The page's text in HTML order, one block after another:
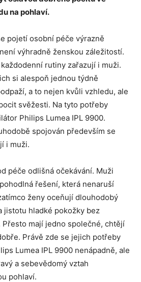
na pohlaví.
pojetí osobní péče výrazně
výhradně ženskou záležitostí.
rutiny zařazují i muži.
si alespoň jednou týdně
a to nejen kvůli vzhledu, ale
svěžesti. Na tyto potřeby
Philips Lumea IPL 9900.
spojován především se
i muži.
péče odlišná očekávání. Muži
řešení, která nenaruší
ženy oceňují dlouhodobý
jistotu hladké pokožky bez
mají jedno společné, chtějí
Právě zde se jejich potřeby
Lumea IPL 9900 nenápadně, ale
a sebevědomý vztah
pohlaví.